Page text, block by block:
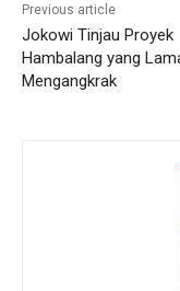
Previous article
Jokowi Tinjau Proyek
Hambalang yang
Mengangkrak